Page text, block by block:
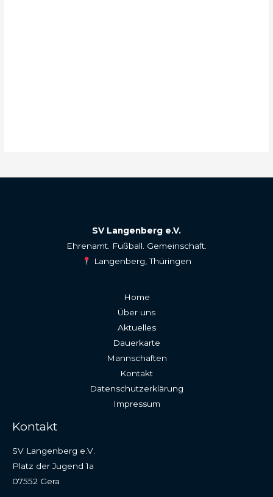
SV Langenberg e.V.
Ehrenamt. Fußball. Gemeinschaft.
Langenberg, Thüringen
Home
Über uns
Aktuelles
Dauerkarte
Mannschaften
Kontakt
Datenschutzerklärung
Impressum
Kontakt
SV Langenberg e.V.
Platz der Jugend 1a
07552 Gera